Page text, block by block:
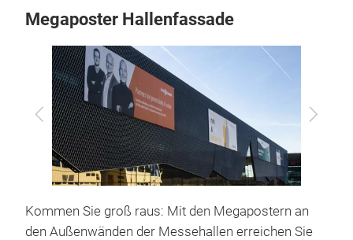
Megaposter Hallenfassade
Zurück Vor
Kommen Sie groß raus: Mit den Megapostern an
den Außenwänden der Messehallen erreichen Sie